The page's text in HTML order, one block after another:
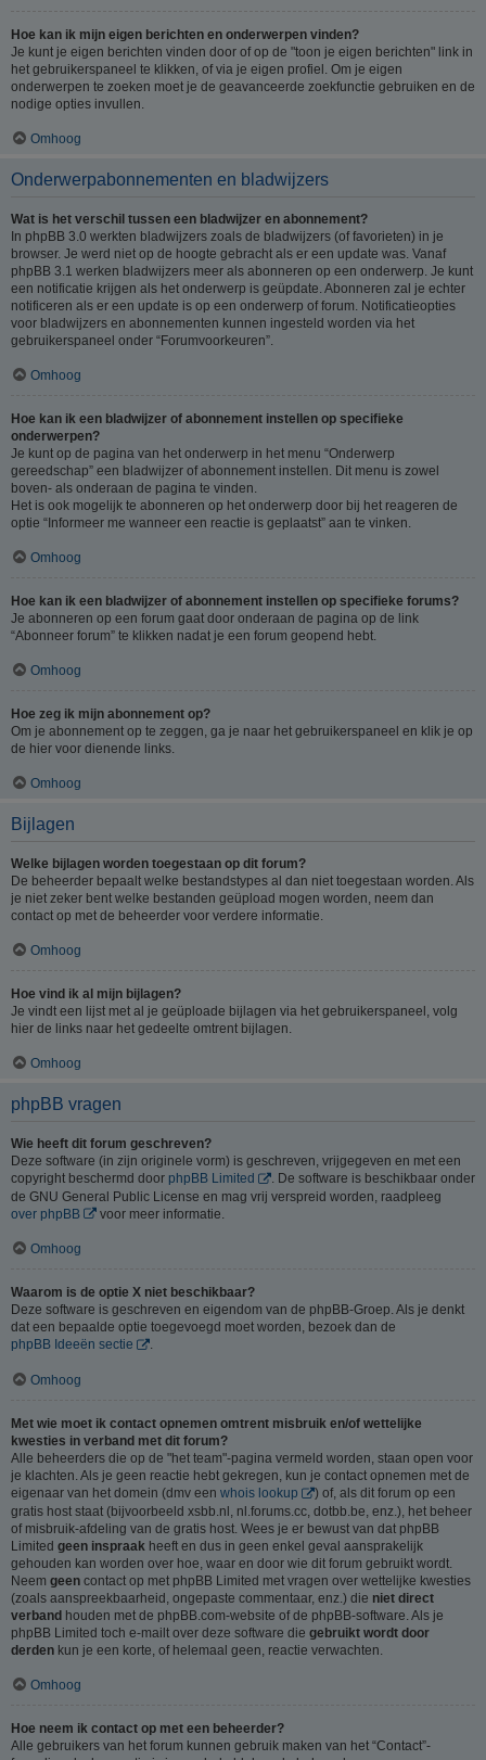
Hoe kan ik mijn eigen berichten en onderwerpen vinden?
Je kunt je eigen berichten vinden door of op de "toon je eigen berichten" link in
het gebruikerspaneel te klikken, of via je eigen profiel. Om je eigen
onderwerpen te zoeken moet je de geavanceerde zoekfunctie gebruiken en de
nodige opties invullen.
Omhoog
Onderwerpabonnementen en bladwijzers
Wat is het verschil tussen een bladwijzer en abonnement?
In phpBB 3.0 werkten bladwijzers zoals de bladwijzers (of favorieten) in je
browser. Je werd niet op de hoogte gebracht als er een update was. Vanaf
phpBB 3.1 werken bladwijzers meer als abonneren op een onderwerp. Je kunt
een notificatie krijgen als het onderwerp is geüpdate. Abonneren zal je echter
notificeren als er een update is op een onderwerp of forum. Notificatieopties
voor bladwijzers en abonnementen kunnen ingesteld worden via het
gebruikerspaneel onder “Forumvoorkeuren”.
Omhoog
Hoe kan ik een bladwijzer of abonnement instellen op specifieke
onderwerpen?
Je kunt op de pagina van het onderwerp in het menu “Onderwerp
gereedschap” een bladwijzer of abonnement instellen. Dit menu is zowel
boven- als onderaan de pagina te vinden.
Het is ook mogelijk te abonneren op het onderwerp door bij het reageren de
optie “Informeer me wanneer een reactie is geplaatst” aan te vinken.
Omhoog
Hoe kan ik een bladwijzer of abonnement instellen op specifieke forums?
Je abonneren op een forum gaat door onderaan de pagina op de link
“Abonneer forum” te klikken nadat je een forum geopend hebt.
Omhoog
Hoe zeg ik mijn abonnement op?
Om je abonnement op te zeggen, ga je naar het gebruikerspaneel en klik je op
de hier voor dienende links.
Omhoog
Bijlagen
Welke bijlagen worden toegestaan op dit forum?
De beheerder bepaalt welke bestandstypes al dan niet toegestaan worden. Als
je niet zeker bent welke bestanden geüpload mogen worden, neem dan
contact op met de beheerder voor verdere informatie.
Omhoog
Hoe vind ik al mijn bijlagen?
Je vindt een lijst met al je geüploade bijlagen via het gebruikerspaneel, volg
hier de links naar het gedeelte omtrent bijlagen.
Omhoog
phpBB vragen
Wie heeft dit forum geschreven?
Deze software (in zijn originele vorm) is geschreven, vrijgegeven en met een
copyright beschermd door phpBB Limited
. De software is beschikbaar onder
de GNU General Public License en mag vrij verspreid worden, raadpleeg
over phpBB
voor meer informatie.
Omhoog
Waarom is de optie X niet beschikbaar?
Deze software is geschreven en eigendom van de phpBB-Groep. Als je denkt
dat een bepaalde optie toegevoegd moet worden, bezoek dan de
phpBB Ideeën sectie
.
Omhoog
Met wie moet ik contact opnemen omtrent misbruik en/of wettelijke
kwesties in verband met dit forum?
Alle beheerders die op de "het team"-pagina vermeld worden, staan open voor
je klachten. Als je geen reactie hebt gekregen, kun je contact opnemen met de
eigenaar van het domein (dmv een whois lookup
) of, als dit forum op een
gratis host staat (bijvoorbeeld xsbb.nl, nl.forums.cc, dotbb.be, enz.), het beheer
of misbruik-afdeling van de gratis host. Wees je er bewust van dat phpBB
Limited geen inspraak heeft en dus in geen enkel geval aansprakelijk
gehouden kan worden over hoe, waar en door wie dit forum gebruikt wordt.
Neem geen contact op met phpBB Limited met vragen over wettelijke kwesties
(zoals aanspreekbaarheid, ongepaste commentaar, enz.) die niet direct
verband houden met de phpBB.com-website of de phpBB-software. Als je
phpBB Limited toch e-mailt over deze software die gebruikt wordt door
derden kun je een korte, of helemaal geen, reactie verwachten.
Omhoog
Hoe neem ik contact op met een beheerder?
Alle gebruikers van het forum kunnen gebruik maken van het “Contact”-